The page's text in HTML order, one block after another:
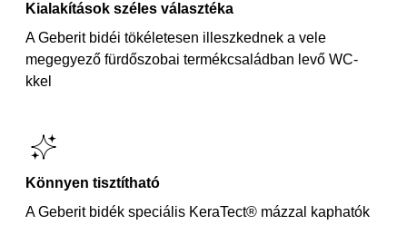
Kialakítások széles választéka
A Geberit bidéi tökéletesen illeszkednek a vele
megegyező fürdőszobai termékcsaládban levő WC-
kkel
Könnyen tisztítható
A Geberit bidék speciális KeraTect® mázzal kaphatók